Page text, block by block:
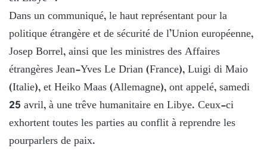
Dans un communiqué, le haut représentant pour la
politique étrangère et de sécurité de l’Union européenne,
Josep Borrel, ainsi que les ministres des Affaires
étrangères Jean-Yves Le Drian (France), Luigi di Maio
(Italie), et Heiko Maas (Allemagne), ont appelé, samedi
25 avril, à une trêve humanitaire en Libye. Ceux-ci
exhortent toutes les parties au conflit à reprendre les
pourparlers de paix.